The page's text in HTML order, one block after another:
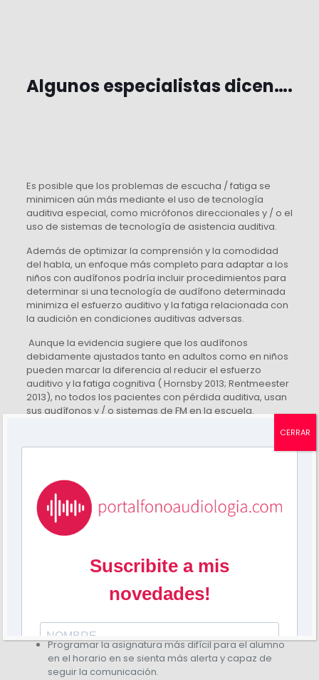
Algunos especialistas dicen….
Es posible que los problemas de escucha / fatiga se
minimicen aún más mediante el uso de tecnología
auditiva especial, como micrófonos direccionales y / o el
uso de sistemas de tecnología de asistencia auditiva.
Además de optimizar la comprensión y la comodidad
del habla, un enfoque más completo para adaptar a los
niños con audífonos podría incluir procedimientos para
determinar si una tecnología de audífono determinada
minimiza el esfuerzo auditivo y la fatiga relacionada con
la audición en condiciones auditivas adversas.
Aunque la evidencia sugiere que los audífonos
debidamente ajustados tanto en adultos como en niños
pueden marcar la diferencia al reducir el esfuerzo
auditivo y la fatiga cognitiva ( Hornsby 2013; Rentmeester
2013), no todos los pacientes con pérdida auditiva, usan
sus audífonos y / o sistemas de FM en la escuela.
¿Cómo podemos evitar la
Programar la asignatura más difícil para el alumno
en el horario en se sienta más alerta y capaz de
seguir la comunicación.
CERRAR